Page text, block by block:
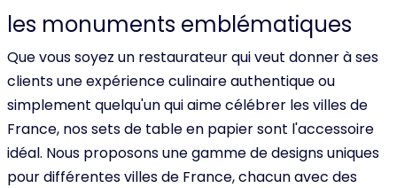
les monuments emblématiques
Que vous soyez un restaurateur qui veut donner à ses
clients une expérience culinaire authentique ou
simplement quelqu'un qui aime célébrer les villes de
France, nos sets de table en papier sont l'accessoire
idéal. Nous proposons une gamme de designs uniques
pour différentes villes de France, chacun avec des